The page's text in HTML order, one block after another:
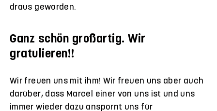
draus geworden.
Ganz schön großartig. Wir
gratulieren!!
Wir freuen uns mit ihm! Wir freuen uns aber auch
darüber, dass Marcel einer von uns ist und uns
immer wieder dazu anspornt uns für